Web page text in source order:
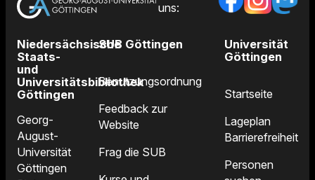
uns:
Niedersächsische
Staats-
und
Universitätsbibliothek
Göttingen
Georg-
August-
Universität
Göttingen
SUB Göttingen
Benutzungsordnung
Feedback zur
Website
Frag die SUB
Universität
Göttingen
Startseite
Lageplan
Barrierefreiheit
Personen